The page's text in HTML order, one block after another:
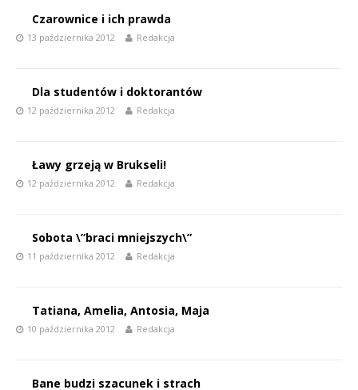
Czarownice i ich prawda
13 października 2012 Redakcja
Dla studentów i doktorantów
12 października 2012 Redakcja
Ławy grzeją w Brukseli!
12 października 2012 Redakcja
Sobota \”braci mniejszych\”
11 października 2012 Redakcja
Tatiana, Amelia, Antosia, Maja
10 października 2012 Redakcja
Bane budzi szacunek i strach